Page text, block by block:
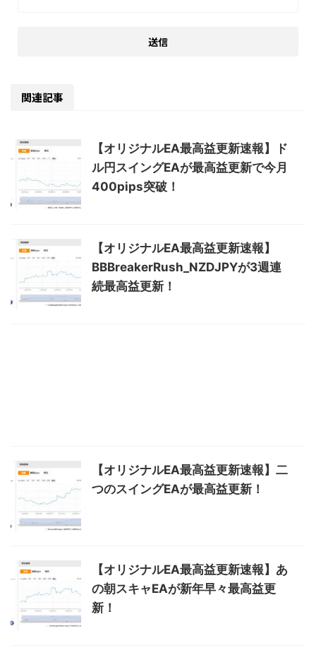
関連記事
【オリジナルEA最高益更新速報】ド
ル円スイングEAが最高益更新で今月
400pips突破！
【オリジナルEA最高益更新速報】
BBBreakerRush_NZDJPYが3週連
続最高益更新！
【オリジナルEA最高益更新速報】二
つのスイングEAが最高益更新！
【オリジナルEA最高益更新速報】あ
の朝スキャEAが新年早々最高益更
新！